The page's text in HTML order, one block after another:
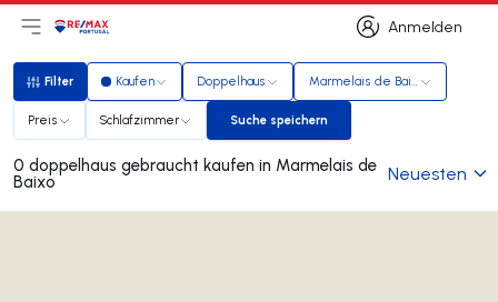
Anmelden
Anmelden
Hauptmenü öffnen
LogoZur Startseite
Filter
Filter Kaufen Doppelhaus Marmelais de Baixo
Preis Schlafzimmer Suche speichern
Suche speichern
0 doppelhaus gebraucht kaufen in Marmelais de
Baixo Neuesten